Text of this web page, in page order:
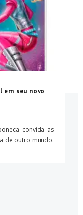
em seu novo
convida as
de outro mundo.